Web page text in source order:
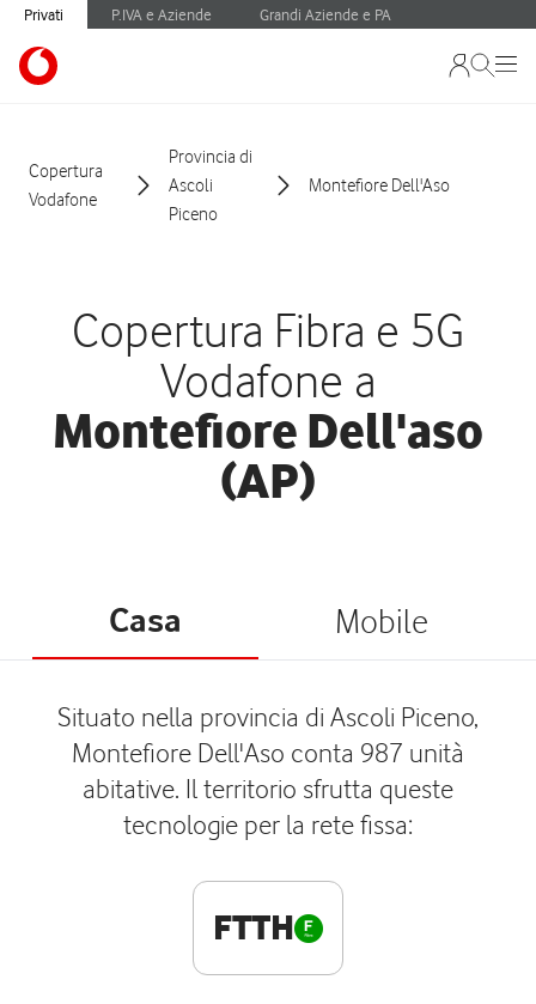
Privati P.IVA e Aziende Grandi Aziende e PA
Copertura
Vodafone
Provincia di
Ascoli
Piceno
Montefiore Dell'Aso
Copertura Fibra e 5G
Vodafone a
Montefiore Dell'aso
(AP)
Casa Mobile
Situato nella provincia di Ascoli Piceno,
Montefiore Dell'Aso conta 987 unità
abitative. Il territorio sfrutta queste
tecnologie per la rete fissa:
FTTH